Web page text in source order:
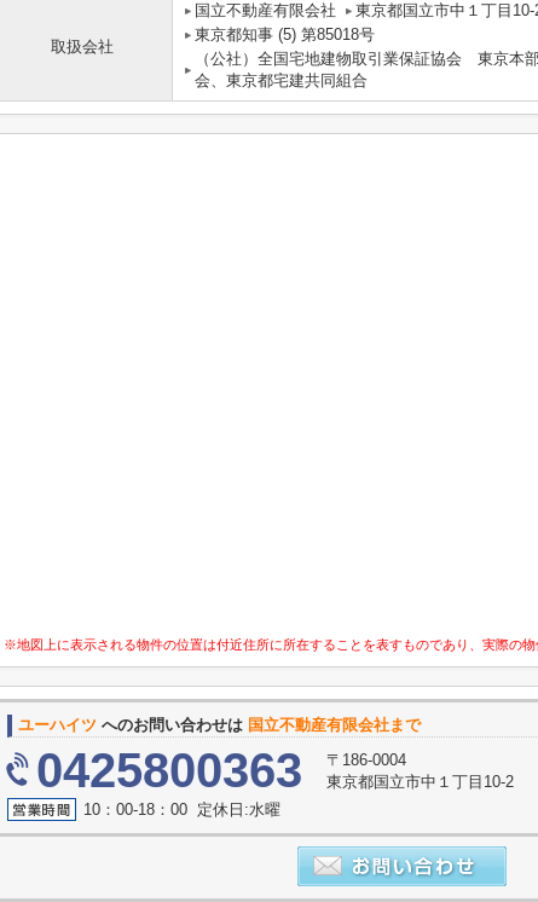
取扱会社
国立不動産有限会社 東京都国立市中１丁目10-
東京都知事 (5) 第85018号
（公社）全国宅地建物取引業保証協会 東京本
会、東京都宅建共同組合
※地図上に表示される物件の位置は付近住所に所在することを表すものであり、実際の物
ユーハイツ へのお問い合わせは 国立不動産有限会社まで
0425800363
〒186-0004
東京都国立市中１丁目10-2
10：00-18：00 定休日:水曜